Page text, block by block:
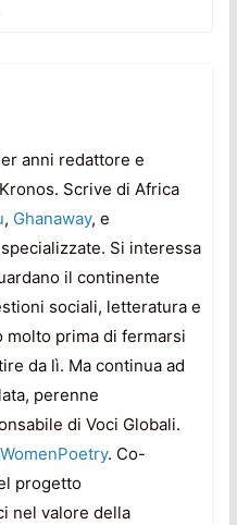
anni redattore e
Scrive di Africa
, Ghanaway, e
Si interessa
il continente
sociali, letteratura e
molto prima di fermarsi
da lì. Ma continua ad
perenne
di Voci Globali.
. Co-
progetto
nel valore della